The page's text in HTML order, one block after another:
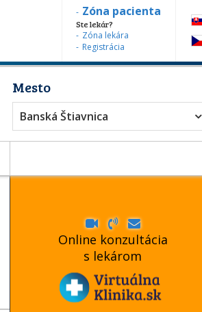
Zóna pacienta
Ste lekár?
Zóna lekára
Registrácia
Mesto
Banská Štiavnica
Online konzultácia
s lekárom